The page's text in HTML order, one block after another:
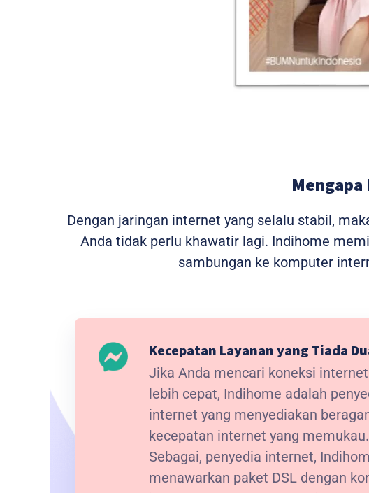
Dengan jaringan internet yang selalu stabil,
Anda tidak perlu khawatir lagi. Indihome
sambungan ke komputer
Kecepatan Layanan yang Tiada
Jika Anda mencari koneksi
lebih cepat, Indihome adalah
internet yang menyediakan
kecepatan internet yang memukau.
Sebagai, penyedia internet,
menawarkan paket DSL dengan